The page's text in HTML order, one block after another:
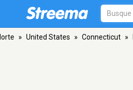
» United States » Connecticut »